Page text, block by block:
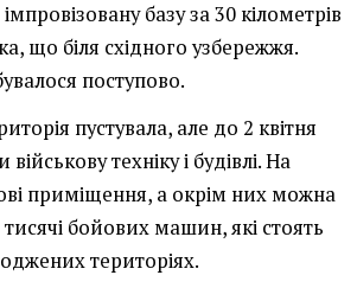
базу за 30 кілометрів
що біля східного узбережжя.
поступово.
пустувала, але до 2 квітня
техніку і будівлі. На
приміщення, а окрім них можна
бойових машин, які стоять
територіях.